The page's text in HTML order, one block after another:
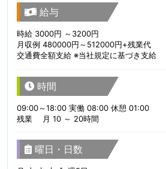
給与
時給 3000円 ～3200円
月収例 480000円～512000円+残業代
交通費全額支給 ※当社規定に基づき支給
時間
09:00～18:00 実働 08:00 休憩 01:00
残業 月 10 ～ 20時間
曜日・日数